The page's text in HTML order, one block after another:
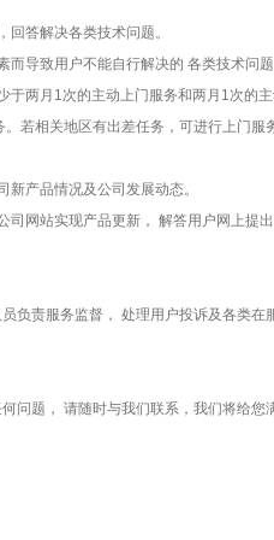
答解决各类技术问题。
导致用户不能自行解决的 各类技术问
两月1次的主动上门服务和两月1次的
若相关地区有出差任务，可进行上门
产品情况及公司发展动态。
网站实现产品更新， 解答用户网上提出
责服务监督， 处理用户投诉及各类在
题， 请随时与我们联系，我们将给您